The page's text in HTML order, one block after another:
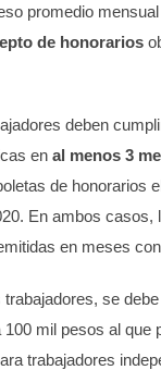
promedio
de honorarios
deben
en al menos 3
de honorarios
En ambos
en meses
se
mil pesos al que
trabajadores